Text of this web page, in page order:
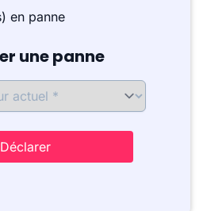
en panne
une panne
Déclarer